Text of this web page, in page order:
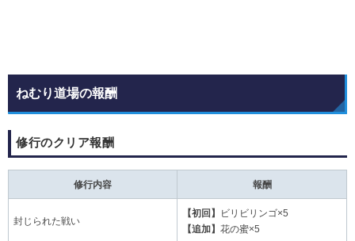
ねむり道場の報酬
修行のクリア報酬
修行内容 報酬
封じられた戦い
【初回】
ビリビリンゴ×5
【追加】 花の蜜×5